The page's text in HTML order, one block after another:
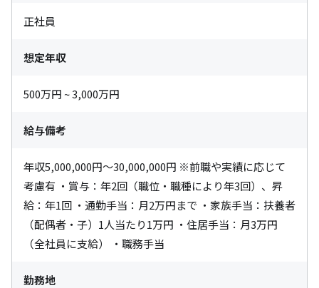
正社員
想定年収
500万円 ~ 3,000万円
給与備考
年収5,000,000円～30,000,000円 ※前職や実績に応じて
考慮有 ・賞与：年2回（職位・職種により年3回）、昇
給：年1回 ・通勤手当：月2万円まで ・家族手当：扶養者
（配偶者・子）1人当たり1万円 ・住居手当：月3万円
（全社員に支給） ・職務手当
勤務地